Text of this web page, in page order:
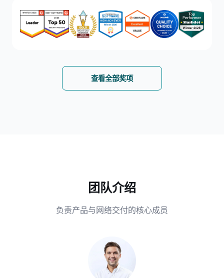
查看全部奖项
团队介绍
负责产品与网络交付的核心成员